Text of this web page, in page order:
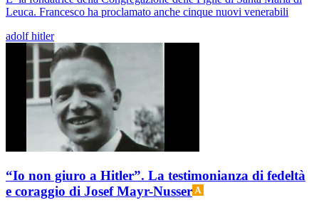
Leuca. Francesco ha proclamato anche cinque nuovi venerabili
adolf hitler
“Io non giuro a Hitler”. La testimonianza di fedeltà
e coraggio di Josef Mayr-Nusser